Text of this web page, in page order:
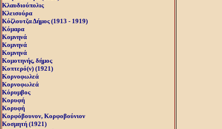
Κλαυδιούπολις
Κλεισούρα
Κόζλουτζα Δήμος (1913 - 1919)
Κόμαρα
Κομνηνά
Κομνηνά
Κομνηνά
Κομοτηνής, δήμος
Κοπτερό(ν) (1921)
Κορνοφωλεά
Κορνοφωλεά
Κόρυμβος
Κορυφή
Κορυφή
Κορφόβουνον, Κορφοβούνιον
Κοσμητή (1921)